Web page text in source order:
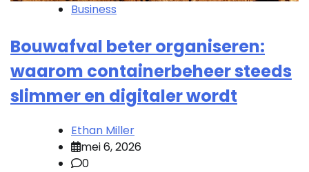
Business
Bouwafval beter organiseren:
waarom containerbeheer steeds
slimmer en digitaler wordt
Ethan Miller
mei 6, 2026
0